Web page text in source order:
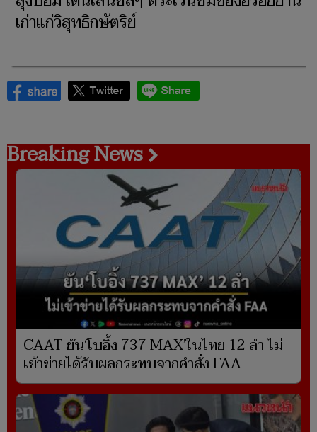
เก่าแก่วิสุทธิกษัตริย์
Breaking News
CAAT ยัน‘โบอิ้ง 737 MAX’ในไทย 12 ลำ ไม่
เข้าข่ายได้รับผลกระทบจากคำสั่ง FAA